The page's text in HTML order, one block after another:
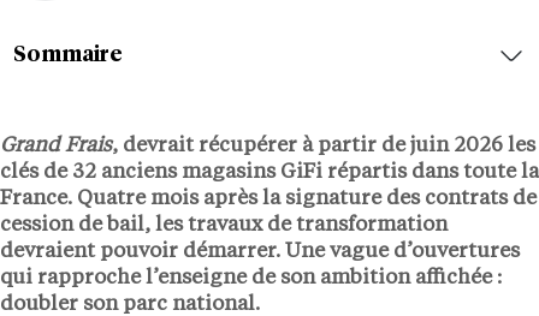
Grand Frais, devrait récupérer à partir de juin 2026 les
clés de 32 anciens magasins GiFi répartis dans toute la
France. Quatre mois après la signature des contrats de
cession de bail, les travaux de transformation
devraient pouvoir démarrer. Une vague d’ouvertures
qui rapproche l’enseigne de son ambition affichée :
doubler son parc national.
Sommaire